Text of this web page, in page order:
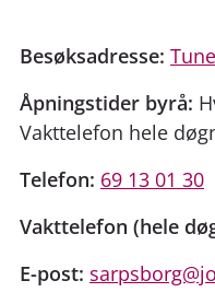
Besøksadresse:
Åpningstider byrå:
Vakttelefon hele
Telefon: 69 13 01 30
Vakttelefon (hele
E-post: